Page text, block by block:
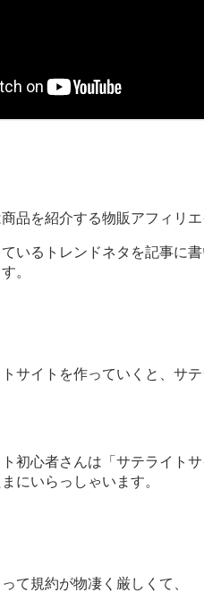
品を紹介する物販アフィリエ
いるトレンドネタを記事に
。
サイトを作っていくと、サ
初心者さんは「サテライト
にいらっしゃいます。
て規約が物凄く厳しくて、